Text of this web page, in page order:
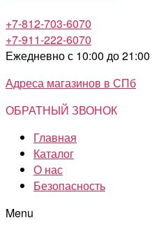
+7-812-703-6070
+7-911-222-6070
Ежедневно с 10:00 до 21:00
Адреса магазинов в СПб
ОБРАТНЫЙ ЗВОНОК
Главная
Каталог
О нас
Безопасность
Menu